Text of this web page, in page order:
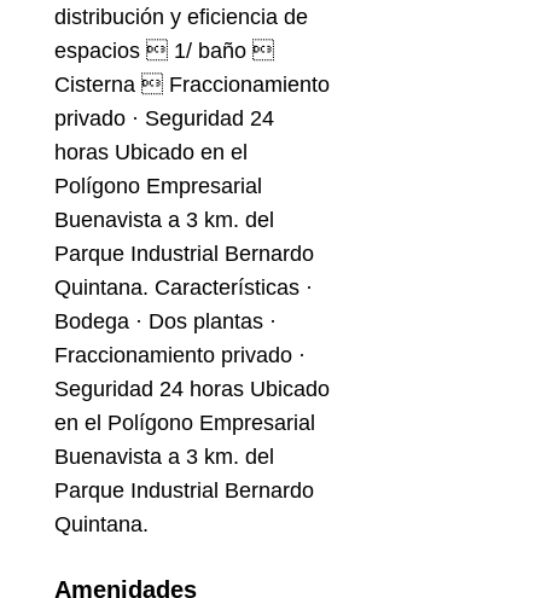
distribución y eficiencia de
espacios  1/ baño 
Cisterna  Fraccionamiento
privado · Seguridad 24
horas Ubicado en el
Polígono Empresarial
Buenavista a 3 km. del
Parque Industrial Bernardo
Quintana. Características ·
Bodega · Dos plantas ·
Fraccionamiento privado ·
Seguridad 24 horas Ubicado
en el Polígono Empresarial
Buenavista a 3 km. del
Parque Industrial Bernardo
Quintana.
Amenidades